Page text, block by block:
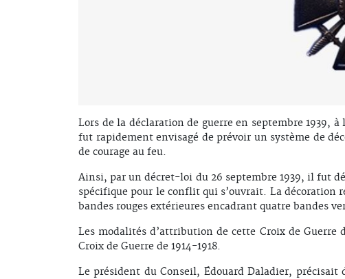
Lors de la déclaration de guerre en septembre 1939,
fut rapidement envisagé de prévoir un système de
de courage au feu.
Ainsi, par un décret-loi du 26 septembre 1939, il fut
spécifique pour le conflit qui s’ouvrait. La
bandes rouges extérieures encadrant quatre bandes
Les modalités d’attribution de cette Croix de Guerre
Croix de Guerre de 1914-1918.
Le président du Conseil, Édouard Daladier,